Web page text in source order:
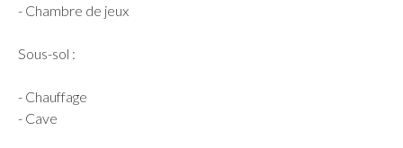
- Chambre de jeux
Sous-sol :
- Chauffage
- Cave